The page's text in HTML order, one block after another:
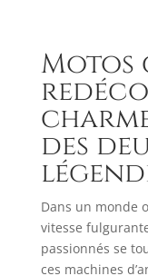
Motos
des
Dans un monde
vitesse
passionnés se
ces machines